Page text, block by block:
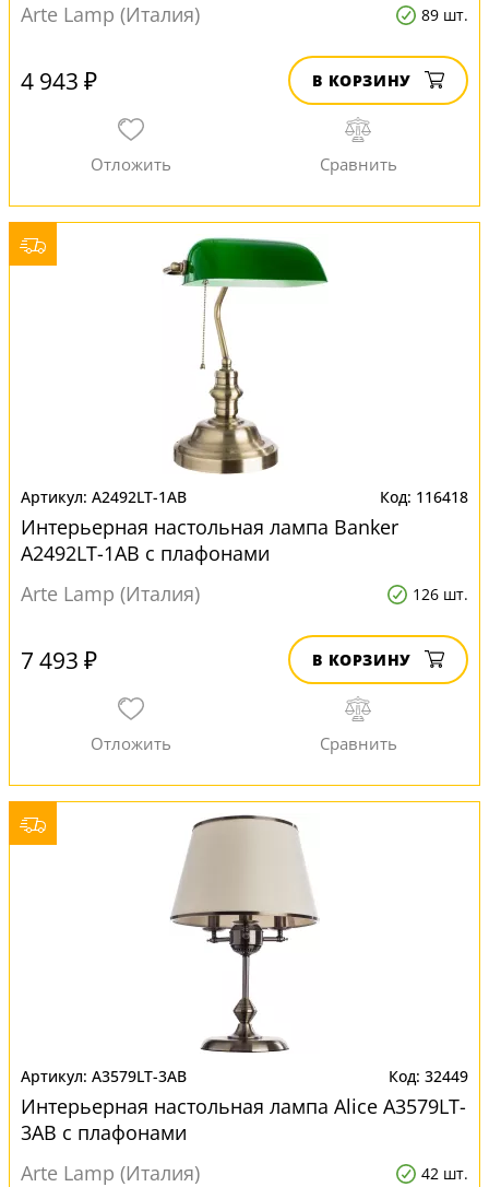
Arte Lamp (Италия)
89 шт.
4 943 ₽ В КОРЗИНУ
A2492LT-1AB 116418
Интерьерная настольная лампа Banker
A2492LT-1AB с плафонами
Arte Lamp (Италия)
126 шт.
7 493 ₽ В КОРЗИНУ
A3579LT-3AB 32449
Интерьерная настольная лампа Alice A3579LT-
3AB с плафонами
Arte Lamp (Италия)
42 шт.